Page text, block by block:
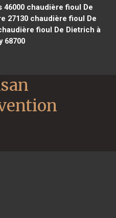
46000chaudière fioul De
27130 chaudière fioul De
fioul De Dietrich à
68700